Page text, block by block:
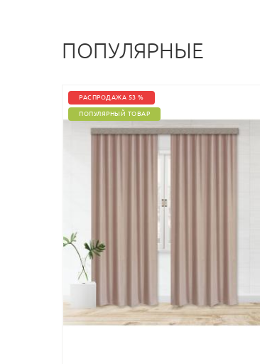
ПОПУЛЯРНЫЕ
РАСПРОДАЖА 53 %
ПОПУЛЯРНЫЙ ТОВАР